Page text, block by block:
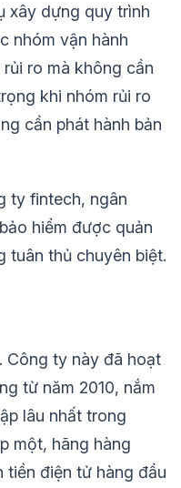
xây dựng quy trình
nhóm vận hành
ro mà không cần
khi nhóm rủi ro
cần phát hành bản
ty fintech, ngân
hiểm được quản
tuân thủ chuyên biệt.
Công ty này đã hoạt
từ năm 2010, nắm
lâu nhất trong
một, hãng hàng
tiền điện tử hàng đầu